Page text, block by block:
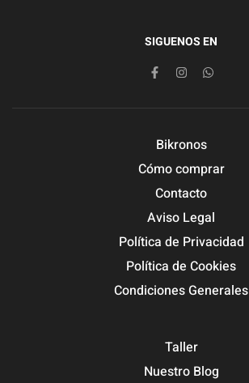
SIGUENOS EN
Bikronos
Cómo comprar
Contacto
Aviso Legal
Política de Privacidad
Política de Cookies
Condiciones Generales
Taller
Nuestro Blog